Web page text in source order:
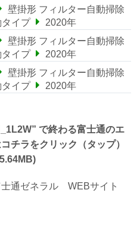
壁掛形 フィルター自動掃除
イプ
2020年
壁掛形 フィルター自動掃除
イプ
2020年
壁掛形 フィルター自動掃除
イプ 2020年
で終わる富士通のエ
チラをクリック（タップ）
通ゼネラル WEBサイト